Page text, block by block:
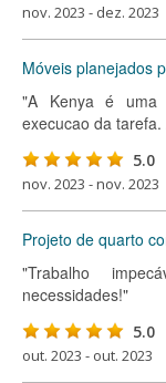
nov. 2023 - dez. 2023
Móveis planejados
"A Kenya é uma
execucao da
5.0
nov. 2023 - nov. 2023
Projeto de quarto
"Trabalho
necessidades!"
5.0
out. 2023 - out. 2023